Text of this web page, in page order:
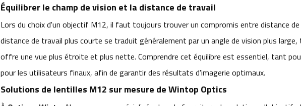
Équilibrer le champ de vision et la distance de travail
Lors du choix d'un objectif M12, il faut toujours trouver un compromis entre distance
distance de travail plus courte se traduit généralement par un angle de vision plus
offre une vue plus étroite et plus nette. Comprendre cet équilibre est essentiel, tant
pour les utilisateurs finaux, afin de garantir des résultats d'imagerie optimaux.
Solutions de lentilles M12 sur mesure de Wintop Optics